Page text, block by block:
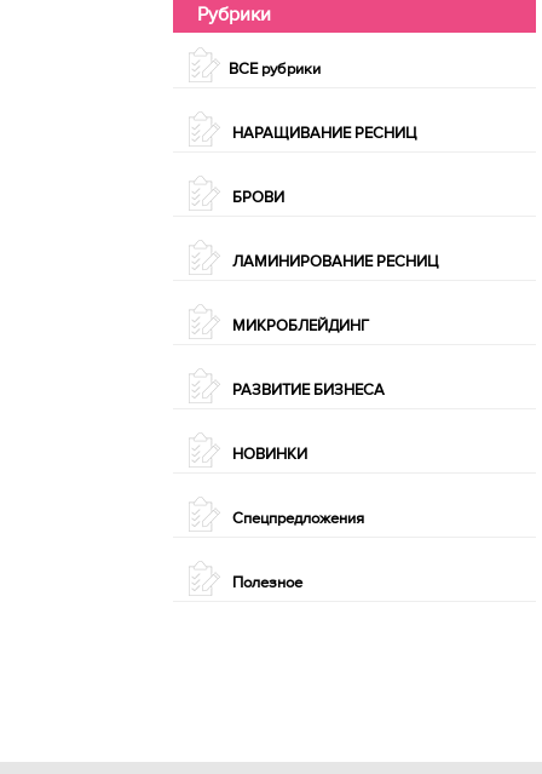
Рубрики
ВСЕ рубрики
НАРАЩИВАНИЕ РЕСНИЦ
БРОВИ
ЛАМИНИРОВАНИЕ РЕСНИЦ
МИКРОБЛЕЙДИНГ
РАЗВИТИЕ БИЗНЕСА
НОВИНКИ
Спецпредложения
Полезное